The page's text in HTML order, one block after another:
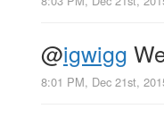
@igwigg
8:01 PM, Dec 21st,